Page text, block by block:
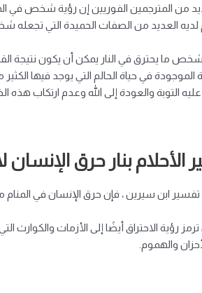
من المترجمين الفوريين إن رؤية شخص في
لديه العديد من الصفات الحميدة التي تجعله
ما يحترق في النار يمكن أن يكون نتيجة
الموجودة في حياة الحالم التي يوجد فيها
التوبة والعودة إلى الله وعدم ارتكاب
الأحلام بنار حرق
ابن سيرين ، فإن حرق الإنسان في المنام
رؤية الاحتراق أيضًا إلى الأزمات
والهموم.